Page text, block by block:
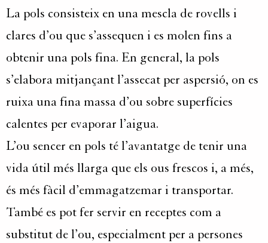
La pols consisteix en una mescla de rovells i
clares d’ou que s’assequen i es molen fins a
obtenir una pols fina. En general, la pols
s’elabora mitjançant l’assecat per aspersió, on es
ruixa una fina massa d’ou sobre superfícies
calentes per evaporar l’aigua.
L’ou sencer en pols té l’avantatge de tenir una
vida útil més llarga que els ous frescos i, a més,
és més fàcil d’emmagatzemar i transportar.
També es pot fer servir en receptes com a
substitut de l’ou, especialment per a persones